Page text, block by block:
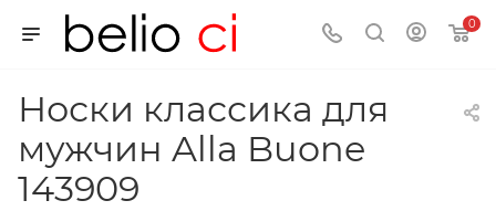
0
Носки классика для
мужчин Alla Buone
143909